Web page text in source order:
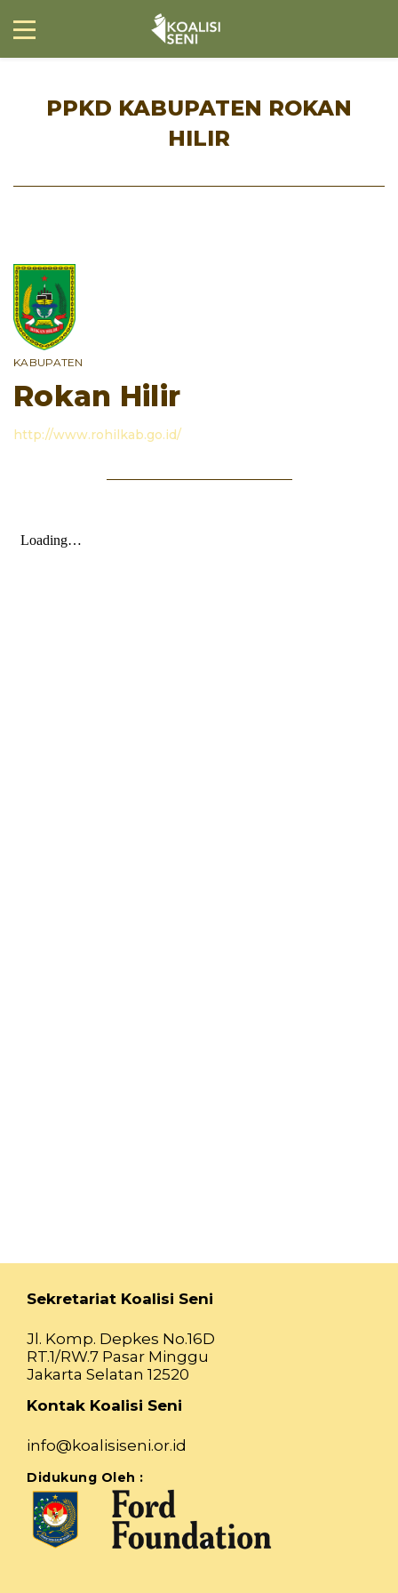
PPKD KABUPATEN ROKAN
HILIR
KABUPATEN
Rokan Hilir
http://www.rohilkab.go.id/
Sekretariat Koalisi Seni
Jl. Komp. Depkes No.16D
RT.1/RW.7 Pasar Minggu
Jakarta Selatan 12520
Kontak Koalisi Seni
info@koalisiseni.or.id
Didukung Oleh :